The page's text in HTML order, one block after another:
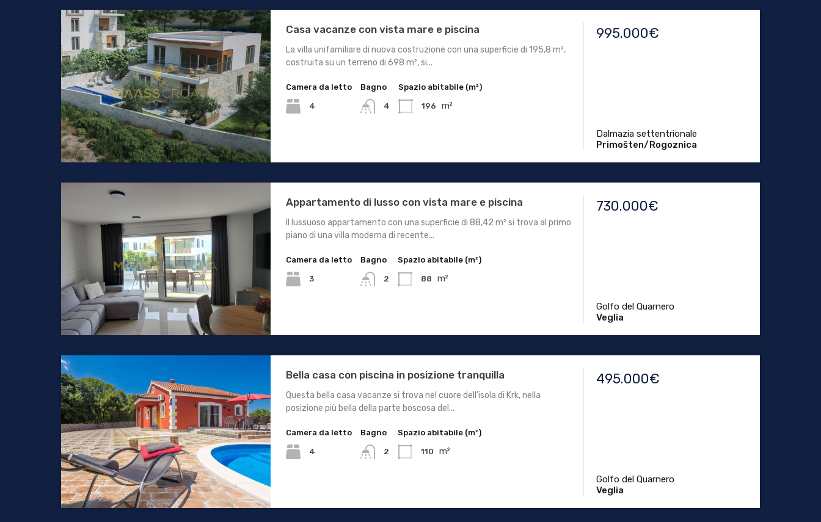
Casa vacanze con vista mare e piscina
La villa unifamiliare di nuova costruzione con una superficie di 195,8 m²,
costruita su un terreno di 698 m², si...
Camera da letto
4
Bagno
4
Spazio abitabile (m²)
196 m²
995.000€
Dalmazia settentrionale
Primošten/Rogoznica
Appartamento di lusso con vista mare e piscina
Il lussuoso appartamento con una superficie di 88,42 m² si trova al primo
piano di una villa moderna di recente...
Camera da letto
3
Bagno
2
Spazio abitabile (m²)
88 m²
730.000€
Golfo del Quarnero
Veglia
Bella casa con piscina in posizione tranquilla
Questa bella casa vacanze si trova nel cuore dell'isola di Krk, nella
posizione più bella della parte boscosa del...
Camera da letto
4
Bagno
2
Spazio abitabile (m²)
110 m²
495.000€
Golfo del Quarnero
Veglia